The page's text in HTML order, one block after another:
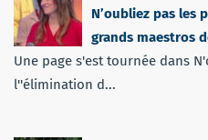
N’oubliez pas les
grands maestros
Une page s'est tournée dans
l''élimination d...